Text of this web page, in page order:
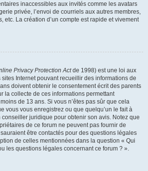
inaccessibles aux invités comme les avatars
privée, l’envoi de courriels aux autres membres,
etc. La création d’un compte est rapide et vivement
Privacy Protection Actde 1998) est une loi aux
sites Internet pouvant recueillir des informations de
doivent obtenir le consentement écrit des parents
la collecte de ces informations permettant
de 13 ans. Si vous n’êtes pas sûr que cela
vous vous enregistrez ou que quelqu’un le fait à
conseiller juridique pour obtenir son avis. Notez que
de ce forum ne peuvent pas fournir de
être contactés pour des questions légales
de celles mentionnées dans la question « Qui
les questions légales concernant ce forum ? ».